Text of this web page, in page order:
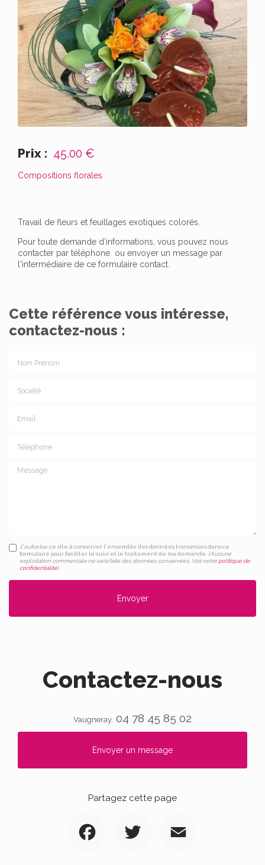
Prix : 45.00 €
Compositions florales
Travail de fleurs et feuillages exotiques colorés.
Pour toute demande d’informations, vous pouvez nous
contacter par téléphone ou envoyer un message par
l'intermédiaire de ce formulaire contact.
Cette référence vous intéresse,
contactez-nous :
Message
J'autorise ce site à conserver l'ensemble des données transmises dans ce
formulaire pour faciliter le suivi et le traitement de ma demande. (Aucune
exploitation commerciale ne sera faite des données conservées. Voir notre politique de
confidentialité)
Contactez-nous
Vaugneray. 04 78 45 85 02
Envoyer un message
Partagez cette page